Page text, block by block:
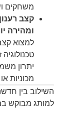
משחקים
ומהירה
יתרון
מכוניות
למותג מבוקש